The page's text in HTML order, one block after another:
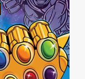
T'Challas
eine mächtige
mitbringt. Kann
Wakandas Macht
Fähigkeiten
durchsetzen?